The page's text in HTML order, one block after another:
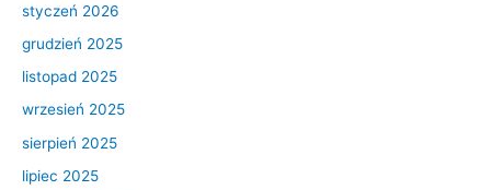
styczeń 2026
grudzień 2025
listopad 2025
wrzesień 2025
sierpień 2025
lipiec 2025